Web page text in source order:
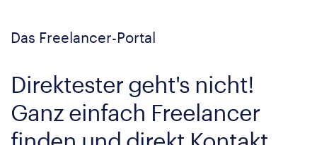
Das Freelancer-Portal
Direktester geht's nicht!
Ganz einfach Freelancer